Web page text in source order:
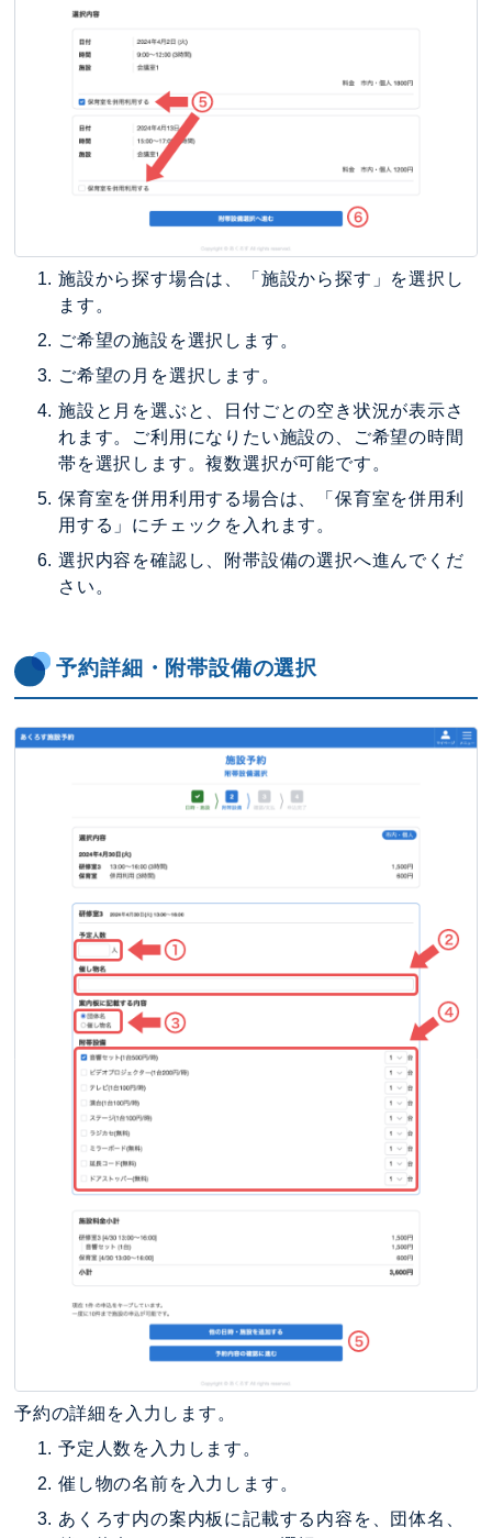
施設から探す場合は、「施設から探す」を選択し
ます。
ご希望の施設を選択します。
ご希望の月を選択します。
施設と月を選ぶと、日付ごとの空き状況が表示さ
れます。ご利用になりたい施設の、ご希望の時間
帯を選択します。複数選択が可能です。
保育室を併用利用する場合は、「保育室を併用利
用する」にチェックを入れます。
選択内容を確認し、附帯設備の選択へ進んでくだ
さい。
予約詳細・附帯設備の選択
予約の詳細を入力します。
予定人数を入力します。
催し物の名前を入力します。
あくろす内の案内板に記載する内容を、団体名、